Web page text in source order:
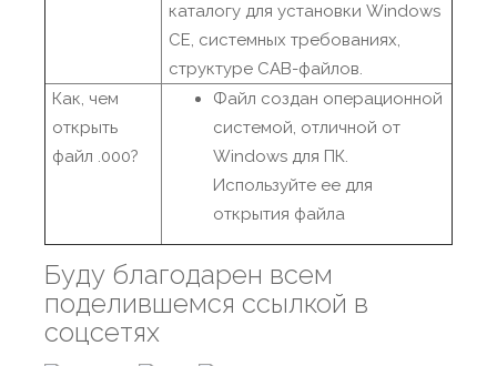
каталогу для установки Windows
CE, системных требованиях,
структуре CAB-файлов.
Как, чем
открыть
файл .000?
Файл создан операционной
системой, отличной от
Windows для ПК.
Используйте ее для
открытия файла
Буду благодарен всем
поделившемся ссылкой в
соцсетях